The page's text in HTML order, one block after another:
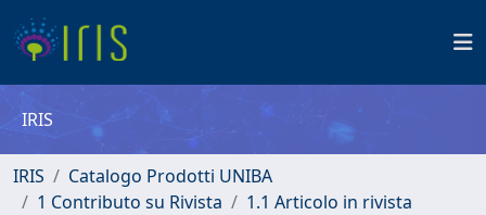
IRIS
IRIS
Catalogo Prodotti UNIBA
1 Contributo su Rivista
1.1 Articolo in rivista